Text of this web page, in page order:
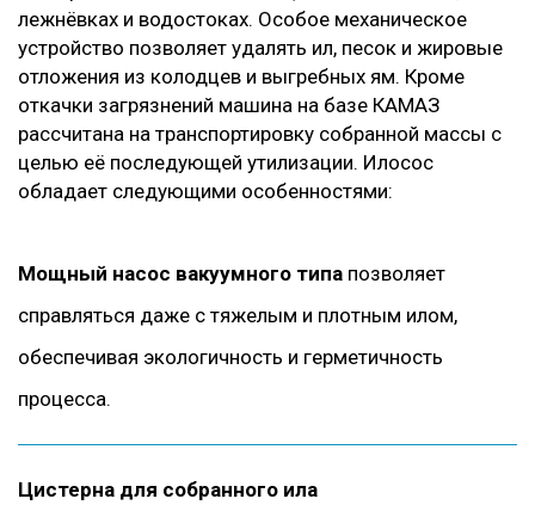
лежнёвках и водостоках. Особое механическое
устройство позволяет удалять ил, песок и жировые
отложения из колодцев и выгребных ям. Кроме
откачки загрязнений машина на базе КАМАЗ
рассчитана на транспортировку собранной массы с
целью её последующей утилизации. Илосос
обладает следующими особенностями:
Мощный насос вакуумного типа позволяет
справляться даже с тяжелым и плотным илом,
обеспечивая экологичность и герметичность
процесса.
Цистерна для собранного ила